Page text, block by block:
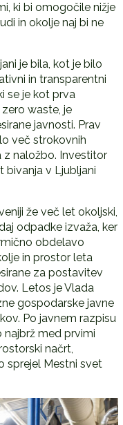
ki bi omogočile nižje
in okolje naj bi ne
je bila, kot je bilo
in transparentni
se je kot prva
waste, je
javnosti. Prav
več strokovnih
naložbo. Investitor
bivanja v Ljubljani
že več let okoljski,
odpadke izvaža, ker
obdelavo
in prostor leta
za postavitev
Letos je Vlada
gospodarske javne
Po javnem razpisu
najbrž med prvimi
načrt,
sprejel Mestni svet